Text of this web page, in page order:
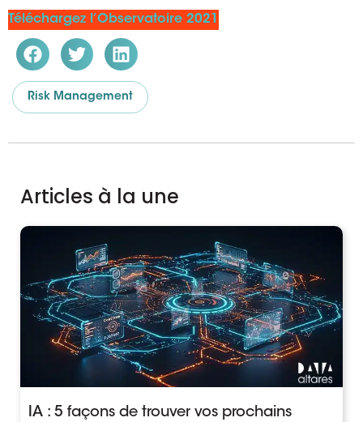
Téléchargez l’Observatoire 2021
Risk Management
Articles à la une
IA : 5 façons de trouver vos prochains